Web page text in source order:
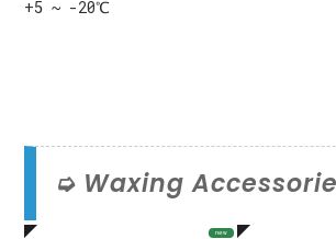
+5 ~ -20℃
Waxing
new